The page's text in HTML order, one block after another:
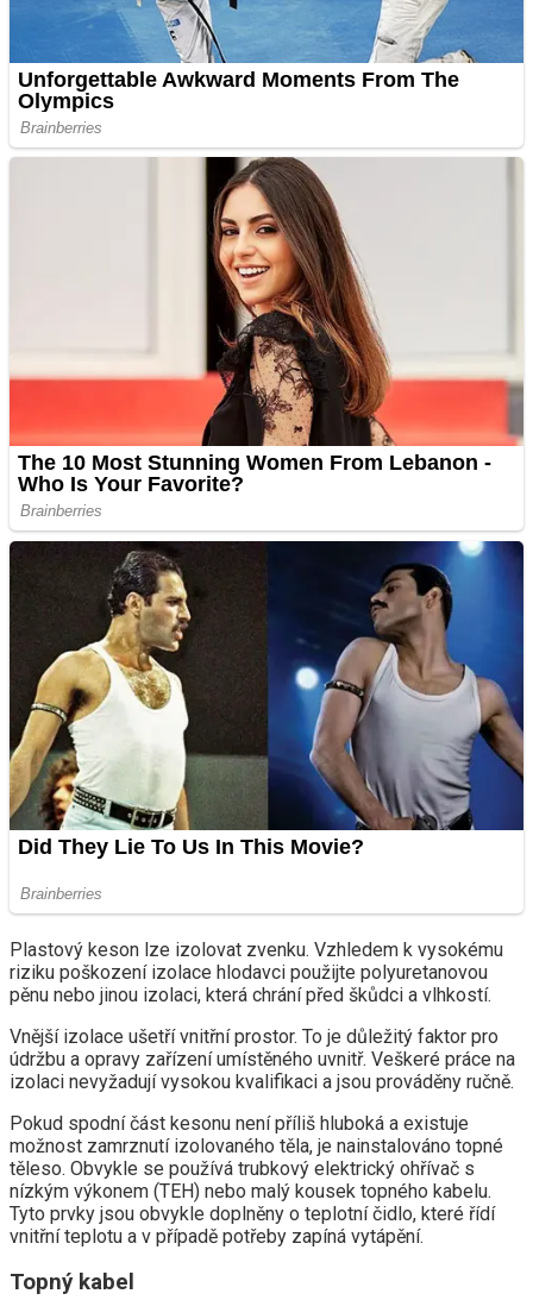
Plastový keson lze izolovat zvenku. Vzhledem k vysokému
riziku poškození izolace hlodavci použijte polyuretanovou
pěnu nebo jinou izolaci, která chrání před škůdci a vlhkostí.
Vnější izolace ušetří vnitřní prostor. To je důležitý faktor pro
údržbu a opravy zařízení umístěného uvnitř. Veškeré práce na
izolaci nevyžadují vysokou kvalifikaci a jsou prováděny ručně.
Pokud spodní část kesonu není příliš hluboká a existuje
možnost zamrznutí izolovaného těla, je nainstalováno topné
těleso. Obvykle se používá trubkový elektrický ohřívač s
nízkým výkonem (TEH) nebo malý kousek topného kabelu.
Tyto prvky jsou obvykle doplněny o teplotní čidlo, které řídí
vnitřní teplotu a v případě potřeby zapíná vytápění.
Topný kabel